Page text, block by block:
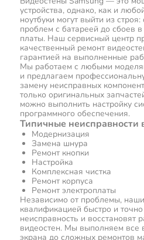
устройства, однако, как и
ноутбуки могут выйти из
проблем с батареей до сбоев
платы. Наш сервисный центр
качественный ремонт
гарантией на выполненные
Мы работаем с любыми
и предлагаем
замену неисправных
только оригинальных
можно выполнить настройку
программного обеспечения.
Типичные неисправности
Модернизация
Замена шнура
Ремонт кнопки
Настройка
Комплексная чистка
Ремонт корпуса
Ремонт электроплаты
Независимо от проблемы,
квалификацией быстро и точно
неисправность и восстановят
видеостен. Мы выполняем все
экрана до сложных ремонтов